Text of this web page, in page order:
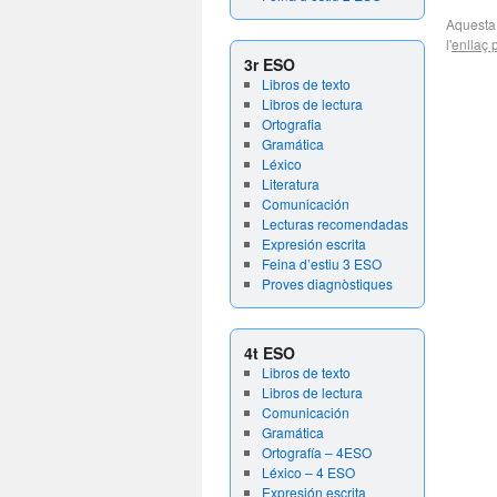
3r ESO
Libros de texto
Libros de lectura
Ortografia
Gramática
Léxico
Literatura
Comunicación
Lecturas recomendadas
Expresión escrita
Feina d’estiu 3 ESO
Proves diagnòstiques
4t ESO
Libros de texto
Libros de lectura
Comunicación
Gramática
Ortografía – 4ESO
Léxico – 4 ESO
Expresión escrita
l'enllaç